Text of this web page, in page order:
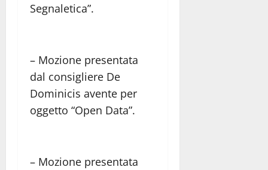
Segnaletica”.
– Mozione presentata
dal consigliere De
Dominicis avente per
oggetto “Open Data”.
– Mozione presentata